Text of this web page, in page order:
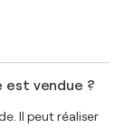
est vendue ?
Il peut réaliser